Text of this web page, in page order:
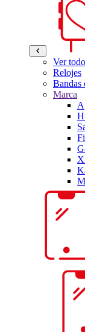
Ver
Relojes
Bandas
Marca